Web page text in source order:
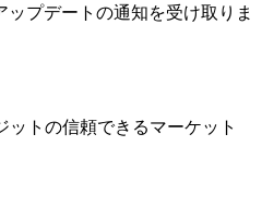
プデートの通知を受け取りま
トの信頼できるマーケット